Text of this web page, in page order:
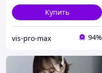
Купить
vis-pro-max 94%